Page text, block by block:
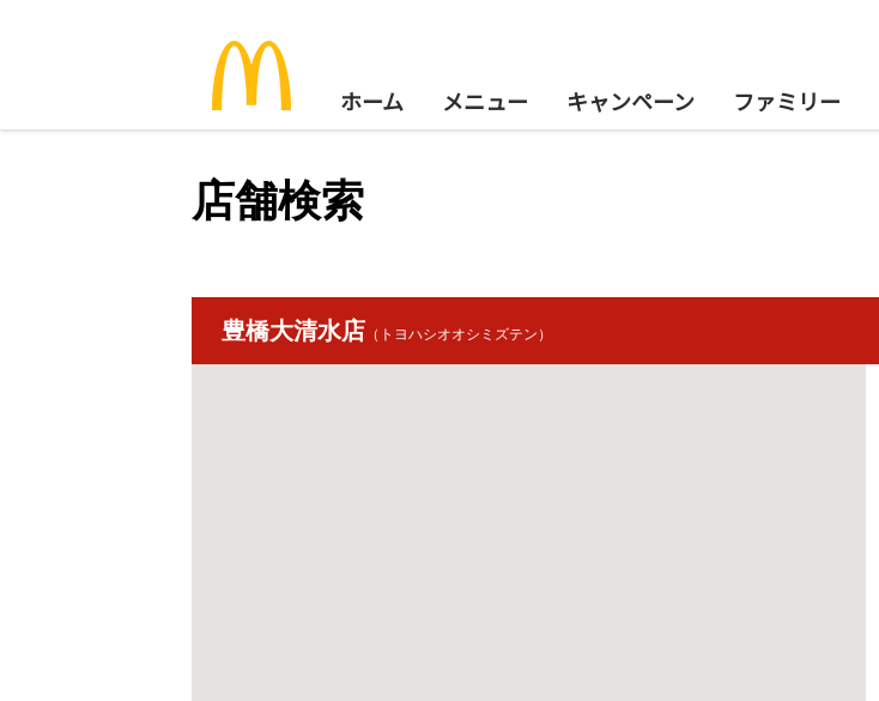
ホーム メニュー キャンペーン ファミリー
店舗検索
豊橋大清水店 （トヨハシオオシミズテン）